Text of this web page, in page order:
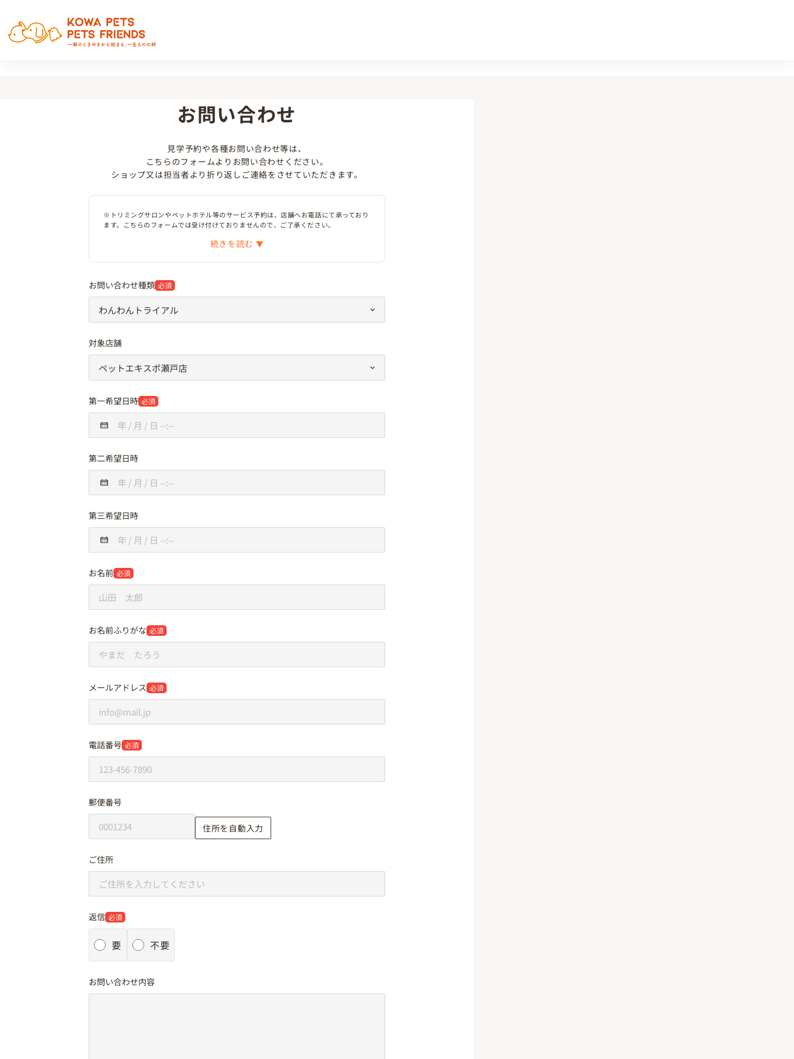
お問い合わせ
見学予約や各種お問い合わせ等は、
こちらのフォームよりお問い合わせください。
ショップ又は担当者より折り返しご連絡をさせていただきます。
※トリミングサロンやペットホテル等のサービス予約は、店舗へお電話にて承っており
ます。こちらのフォームでは受け付けておりませんので、ご了承ください。
続きを読む
お問い合わせ種類 必須
対象店舗
第一希望日時 必須
第二希望日時
第三希望日時
お名前 必須
お名前ふりがな 必須
メールアドレス 必須
電話番号 必須
郵便番号
住所を自動入力
ご住所
返信 必須
要 不要
お問い合わせ内容